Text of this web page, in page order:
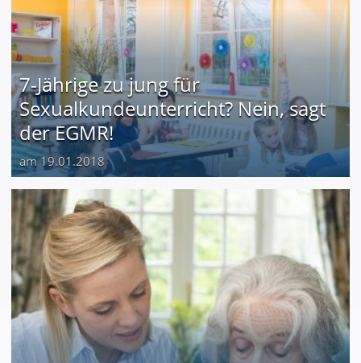
7-Jährige zu jung für
Sexualkundeunterricht? Nein, sagt
der EGMR!
am 19.01.2018